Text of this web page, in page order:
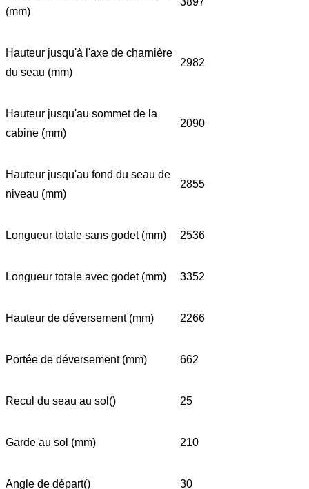
(mm)
Hauteur jusqu'à l'axe de charnière
du seau (mm)
2982
Hauteur jusqu'au sommet de la
cabine (mm)
2090
Hauteur jusqu'au fond du seau de
niveau (mm)
2855
Longueur totale sans godet (mm) 2536
Longueur totale avec godet (mm) 3352
Hauteur de déversement (mm) 2266
Portée de déversement (mm) 662
Recul du seau au sol() 25
Garde au sol (mm) 210
Angle de départ() 30